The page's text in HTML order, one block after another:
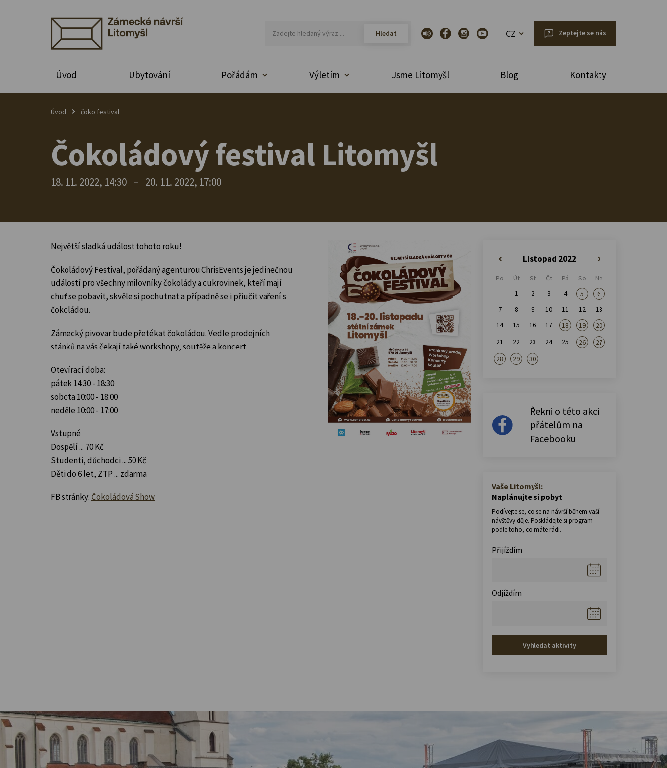
CZ Zeptejte se nás
Úvod Ubytování Pořádám Výletím Jsme Litomyšl Blog Kontakty
Úvod čoko festival
Čokoládový festival Litomyšl
18. 11. 2022, 14:30 – 20. 11. 2022, 17:00
Největší sladká událost tohoto roku!
Čokoládový Festival, pořádaný agenturou ChrisEvents je jedinečnou
událostí pro všechny milovníky čokolády a cukrovinek, kteří mají
chuť se pobavit,skvěle si pochutnat a případně se i přiučit vaření s
čokoládou.
Zámecký pivovar bude přetékat čokoládou. Vedle prodejních
stánků na vás čekají také workshopy, soutěže a koncert.
Otevírací doba:
pátek 14:30 - 18:30
sobota 10:00 - 18:00
neděle 10:00 - 17:00
Vstupné
Dospělí ... 70 Kč
Studenti, důchodci ... 50 Kč
Děti do 6 let, ZTP ... zdarma
FB stránky: Čokoládová Show
Listopad 2022
»
Po Út St Čt Pá So
Ne
1
2 3 4 5
6
7
8 9 10 11 12
13
14
15 16 17 18 19
20
21
22 23 24 25 26
27
28
29 30
Řekni o této akci
přátelům na
Facebooku
Vaše Litomyšl:
Naplánujte si pobyt
Podívejte se, co se na návrší během vaší
návštěvy děje. Poskládejte si program
podle toho, co máte rádi.
Přijíždím
Odjíždím
Vyhledat aktivity